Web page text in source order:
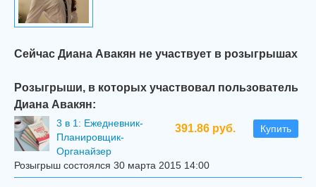
Сейчас Диана Авакян не участвует в розыгрышах
Розыгрыши, в которых участвовал пользователь
Диана Авакян:
391.86 руб. Купить
3 в 1: Ежедневник-
Планировщик-
Органайзер
Розыгрыш состоялся 30 марта 2015 14:00